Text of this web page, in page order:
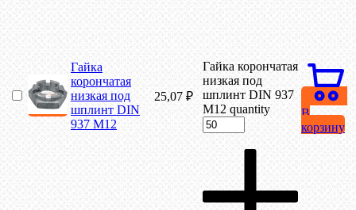
Гайка
корончатая
низкая под
шплинт DIN
937 М12
25,07 ₽
Гайка корончатая
низкая под
шплинт DIN 937
М12 quantity
В
корзину